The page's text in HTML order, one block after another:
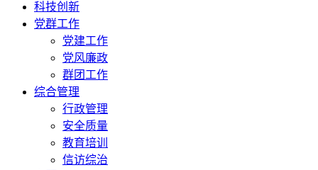
科技创新
党群工作
党建工作
党风廉政
群团工作
综合管理
行政管理
安全质量
教育培训
信访综治